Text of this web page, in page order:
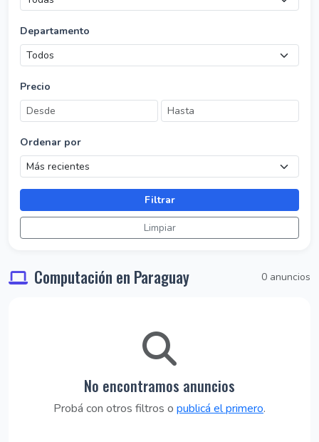
Departamento
Precio
Ordenar por
Filtrar
Limpiar
Computación en Paraguay 0 anuncios
No encontramos anuncios
Probá con otros filtros o publicá el primero.